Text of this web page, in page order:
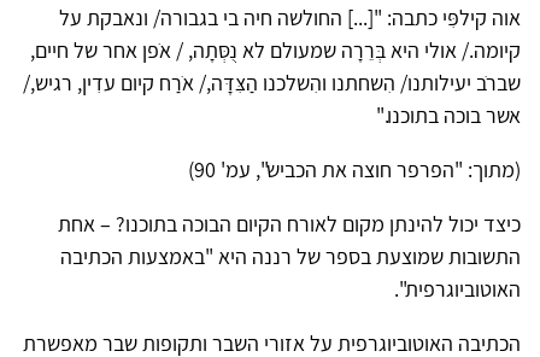
אוה קילפִּי כתבה: "[...] החולשה חיה בי בגבורה/ ונאבקת על
קיומה./ אולי היא בְּרֵרָה שמעולם לא נֻסְּתָה, / אֹפן אחר של חיים,
שברֹב יעילותנו/ הִשחתנו והִשלכנו הַצִּדָּה,/ אֹרַח קיום עדִין, רגיש,/
אשר בוכה בתוכנו."
(מתוך: "הפרפר חוצה את הכביש", עמ' 90)
כיצד יכול להינתן מקום לאורח הקיום הבוכה בתוכנו? – אחת
התשובות שמוצעת בספר של רננה היא "באמצעות הכתיבה
האוטוביוגרפית".
הכתיבה האוטוביוגרפית על אזורי השבר ותקופות שבר מאפשרת